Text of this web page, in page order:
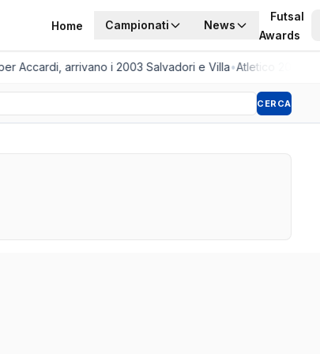
Home Campionati News
Futsal
Awards
Accardi, arrivano i 2003 Salvadori e Villa•Atletico 2001,
CERCA